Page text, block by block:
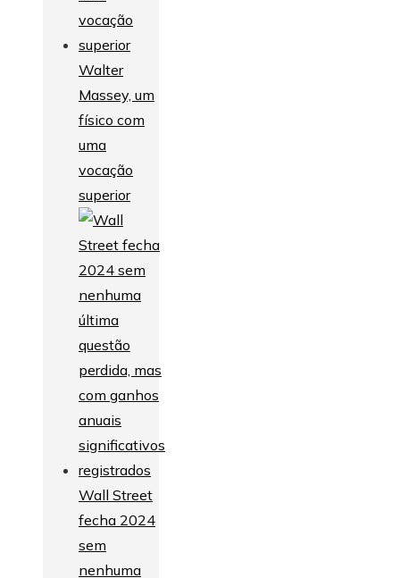
Walter
Massey, um
físico com
uma
vocação
superior
Wall Street
fecha 2024
sem
nenhuma